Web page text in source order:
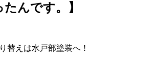
たんです。】
替えは水戸部塗装へ！